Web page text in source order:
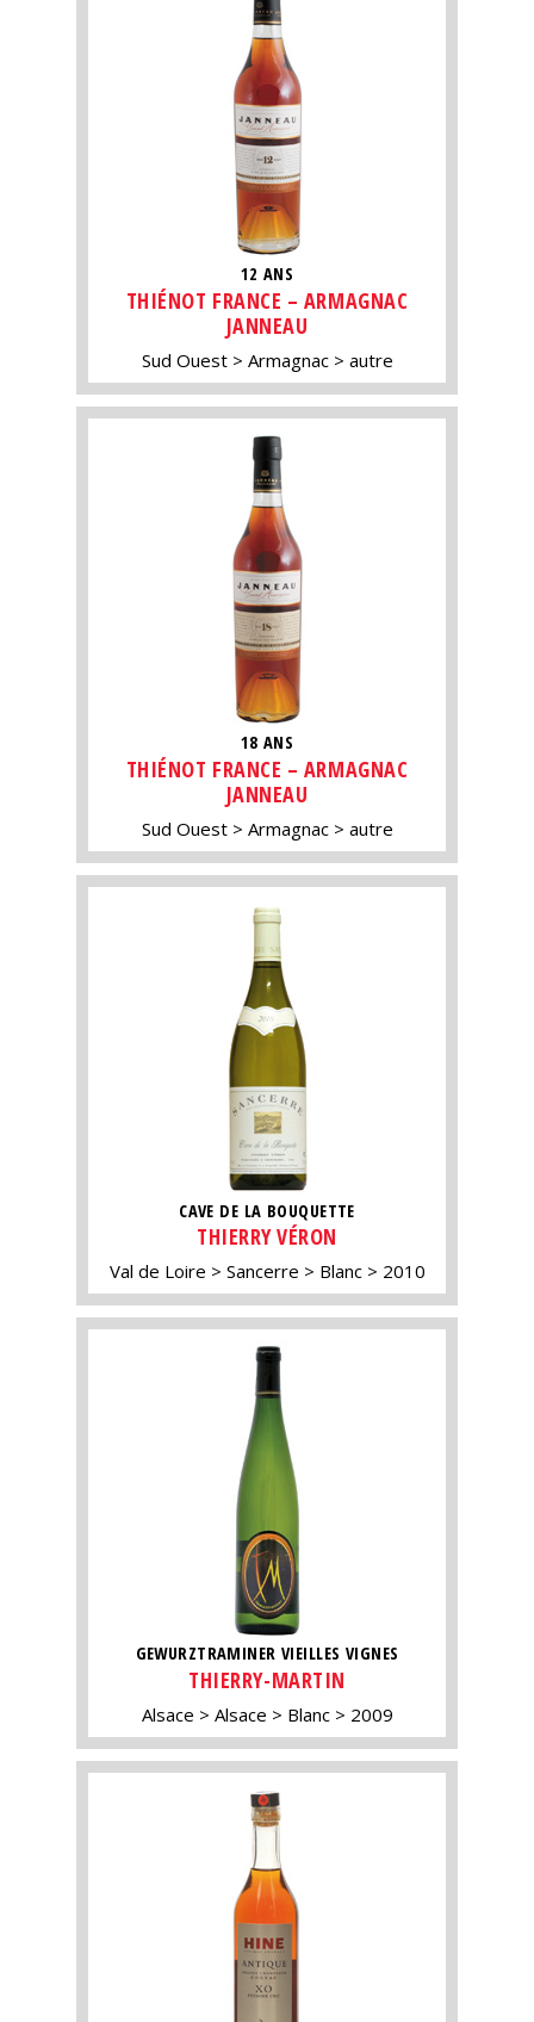
12 ANS
THIÉNOT FRANCE – ARMAGNAC
JANNEAU
Sud Ouest Armagnac autre
18 ANS
THIÉNOT FRANCE – ARMAGNAC
JANNEAU
Sud Ouest Armagnac autre
CAVE DE LA BOUQUETTE
THIERRY VÉRON
Val de Loire Sancerre Blanc 2010
GEWURZTRAMINER VIEILLES VIGNES
THIERRY-MARTIN
Alsace Alsace Blanc 2009